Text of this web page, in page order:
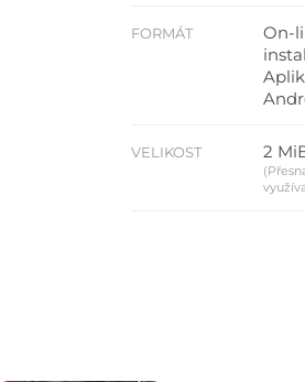
FORMÁT
On-
VELIKOST 2